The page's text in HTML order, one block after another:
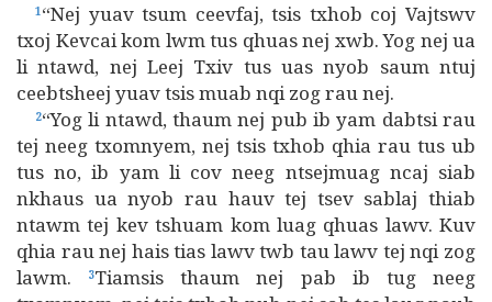
1“Nej yuav tsum ceevfaj, tsis txhob coj Vajtswv
txoj Kevcai kom lwm tus qhuas nej xwb. Yog nej ua
li ntawd, nej Leej Txiv tus uas nyob saum ntuj
ceebtsheej yuav tsis muab nqi zog rau nej.
2“Yog li ntawd, thaum nej pub ib yam dabtsi rau
tej neeg txomnyem, nej tsis txhob qhia rau tus ub
tus no, ib yam li cov neeg ntsejmuag ncaj siab
nkhaus ua nyob rau hauv tej tsev sablaj thiab
ntawm tej kev tshuam kom luag qhuas lawv. Kuv
qhia rau nej hais tias lawv twb tau lawv tej nqi zog
lawm.
3Tiamsis thaum nej pab ib tug neeg